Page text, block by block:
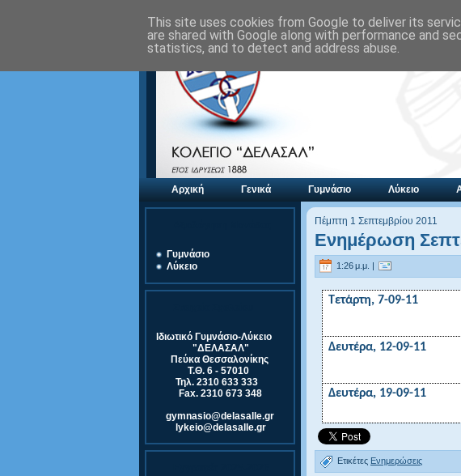
Αρχική Γενικά Γυμνάσιο Λύκειο
Γυμνάσιο
Λύκειο
Ιδιωτικό Γυμνάσιο-Λύκειο
"ΔΕΛΑΣΑΛ"
Πεύκα Θεσσαλονίκης
Τ.Θ. 6 - 57010
Τηλ. 2310 633 333
Fax. 2310 673 348
gymnasio@delasalle.gr
lykeio@delasalle.gr
Πέμπτη 1 Σεπτεμβρίου 2011
Ενημέρωση
1:26 μ.μ. |
Τετάρτη, 7-09-11
Δευτέρα, 12-09-11
Δευτέρα, 19-09-11
Ετικέτες Ενημερώσεις
This site uses cookies from Google to deliver its
are shared with Google along with performance and
statistics, and to detect and address abuse.